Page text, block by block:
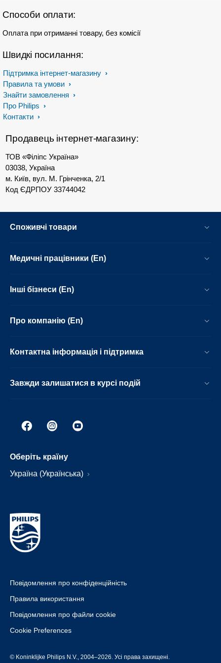
Способи оплати:
Оплата при отриманні товару, без комісії
Швидкі посилання:
Підтримка інтернет-магазину
Правила та умови
Знайти замовлення
Про Philips
Контакти
Продавець інтернет-магазину:
ТОВ «Філіпс Україна»
03038, Україна
м. Київ, вул. М. Грінченка, 2/1
Код ЄДРПОУ 33744042
Споживчі товари
Медичні працівники (En)
Інші бізнеси (En)
Про компанію (En)
Контактна інформація і підтримка
Завжди залишатися в курсі подій
Оберіть країну
Україна (Українська)
Повідомлення про конфіденційність
Правила використання
Повідомлення про файли cookie
Cookie Preferences
© Koninklijke Philips N.V., 2004–2026. Усі права захищені.